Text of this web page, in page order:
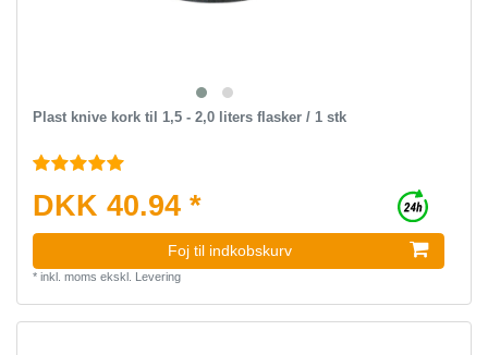
Plast knive kork til 1,5 - 2,0 liters flasker / 1 stk
DKK 40.94 *
Foj til indkobskurv
* inkl. moms ekskl. Levering